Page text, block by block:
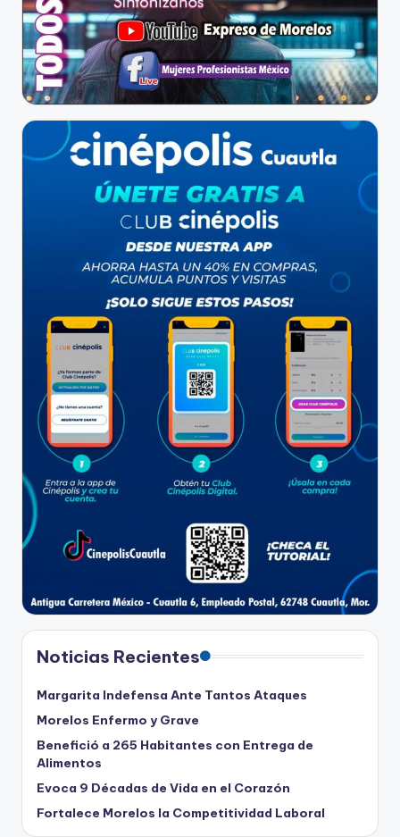
Noticias Recientes
Margarita Indefensa Ante Tantos Ataques
Morelos Enfermo y Grave
Benefició a 265 Habitantes con Entrega de
Alimentos
Evoca 9 Décadas de Vida en el Corazón
Fortalece Morelos la Competitividad Laboral